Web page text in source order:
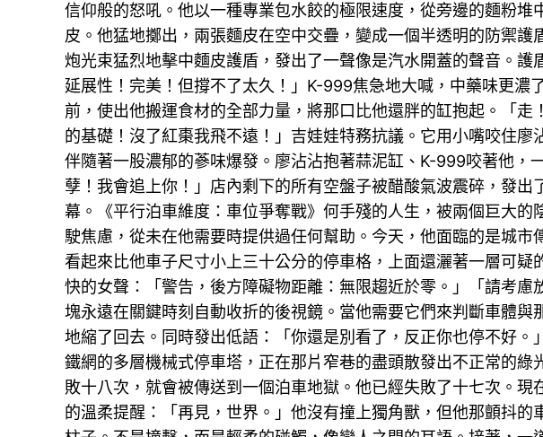
信仰般的怒吼。他以一種專業包水餃的極限速度，從旁邊的麵粉
皮。他猛地擲出，兩張麵皮在空中交疊，變成一個半透明的防禦
炮光束猛烈地擊中麵皮護盾，發出了一聲像是汽水開蓋的聲音。
延展性！完美！但撐不了太久！」K-999焦急地大喊，中藥味更
前，使出他搬運食材的全部力量，將那口比他還胖的缸抱起。「
的基礎！沒了紅棗我飛不遠！」吉娃娃特務抗議。它用小嘴咬住
伴隨著一股濃郁的蔘味爆發。廖沾沾抱著蒜泥缸、K-999咬著他
孽！我會追上你！」店內剩下的所有空盤子被醋酸氣波震碎，發
幕。《平行泊車維度：車位爭奪戰》何手殘的人生，被兩個巨大
駛焦慮，從未在他需要時提供過任何幫助。今天，他面臨的是城
看起來比他車子尺寸小上三十公分的停車格，上面還灑著一層可
快的女聲：「警告，後方障礙物距離：無限趨近於零。」「請考
塊永遠在關鍵時刻自動收折的後視鏡。當他需要它們來判斷車體
地縮了回去。同時發出低語：「你還是別看了，反正你也停不好
鐵網的多層機械式停車塔，正在那片窄巷的盡頭散發出不正常的
敗十八次，就會被傳送到一個泊車地獄。他已經失敗了十七次。
的溫柔提醒：「再見，世界。」他沒有撞上獨角獸，但他那顫抖的